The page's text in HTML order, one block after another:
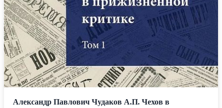
Александр Павлович Чудаков А.П. Чехов в